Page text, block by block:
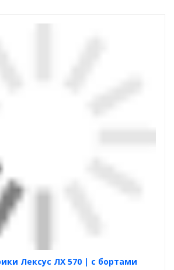
Лексус ЛХ 570 | с бортами